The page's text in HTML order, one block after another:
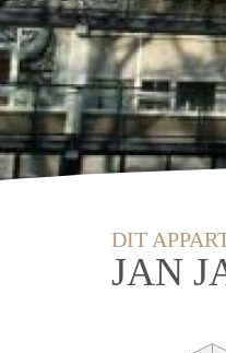
DIT
JAN